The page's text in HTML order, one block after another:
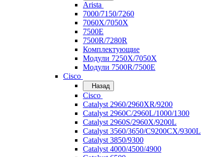
Arista
7000/7150/7260
7060X/7050X
7500E
7500R/7280R
Комплектующие
Модули 7250X/7050X
Модули 7500R/7500E
Cisco
Назад
Cisco
Catalyst 2960/2960XR/9200
Catalyst 2960C/2960L/1000/1300
Catalyst 2960S/2960X/9200L
Catalyst 3560/3650/C9200CX/9300L
Catalyst 3850/9300
Catalyst 4000/4500/4900